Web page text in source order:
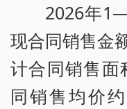
2026年
现合同销售金
计合同销售面
同销售均价